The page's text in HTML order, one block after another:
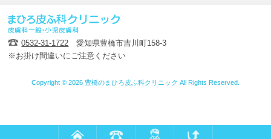
0532-31-1722 愛知県豊橋市吉川町158-3
※お掛け間違いにご注意ください
Copyright © 2026 豊橋のまひろ皮ふ科クリニック All Rights Reserved.